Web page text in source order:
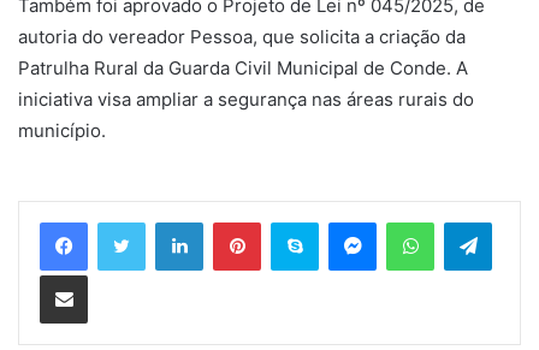
Também foi aprovado o Projeto de Lei nº 045/2025, de
autoria do vereador Pessoa, que solicita a criação da
Patrulha Rural da Guarda Civil Municipal de Conde. A
iniciativa visa ampliar a segurança nas áreas rurais do
município.